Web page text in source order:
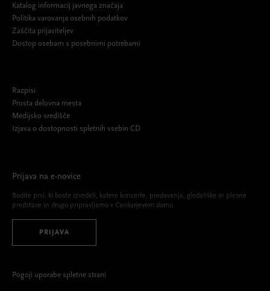
Katalog informacij javnega značaja
Politika varovanja osebnih podatkov
Zaščita prijaviteljev
Dostop osebam s posebnimi potrebami
Razpisi
Prosta delovna mesta
Medijsko središče
Izjava o dostopnosti spletnih vsebin CD
Prijava na e-novice
Bodite prvi, ki boste izvedeli, katere koncerte, predavanja, gledališke in plesne
predstave in drugo pripravljamo v Cankarjevem domu.
PRIJAVA
Pogoji uporabe spletne strani